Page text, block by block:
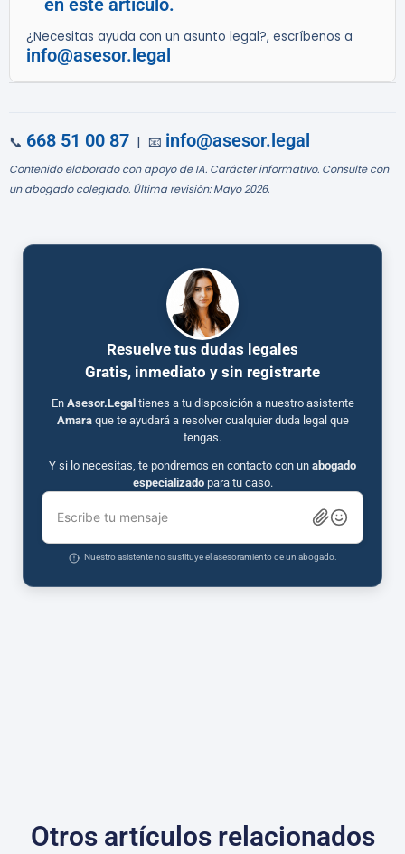
en este artículo.
¿Necesitas ayuda con un asunto legal?, escríbenos a
info@asesor.legal
📞 668 51 00 87 | 📧 info@asesor.legal
Contenido elaborado con apoyo de IA. Carácter informativo. Consulte con
un abogado colegiado. Última revisión: Mayo 2026.
Resuelve tus dudas legales
Gratis, inmediato y sin registrarte
En Asesor.Legal tienes a tu disposición a nuestro asistente
Amaraque te ayudará a resolver cualquier duda legal que
tengas.
Y si lo necesitas, te pondremos en contacto con un abogado
especializadopara tu caso.
Escribe tu mensaje
Nuestro asistente no sustituye el asesoramiento de un abogado.
Otros artículos relacionados